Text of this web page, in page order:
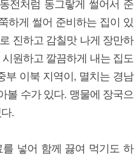
전처럼 동그랗게 썰어서 준
하게 썰어 준비하는 집이 있
진하고 감칠맛 나게 장만하
원하고 깔끔하게 내는 집도
부 이북 지역이, 멸치는 경남
볼 수가 있다. 맹물에 장국으
.
넣어 함께 끓여 먹기도 하